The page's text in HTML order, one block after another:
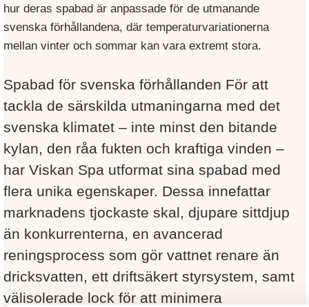
hur deras spabad är anpassade för de utmanande
svenska förhållandena, där temperaturvariationerna
mellan vinter och sommar kan vara extremt stora.
Spabad för svenska förhållanden För att
tackla de särskilda utmaningarna med det
svenska klimatet – inte minst den bitande
kylan, den råa fukten och kraftiga vinden –
har Viskan Spa utformat sina spabad med
flera unika egenskaper. Dessa innefattar
marknadens tjockaste skal, djupare sittdjup
än konkurrenterna, en avancerad
reningsprocess som gör vattnet renare än
dricksvatten, ett driftsäkert styrsystem, samt
välisolerade lock för att minimera